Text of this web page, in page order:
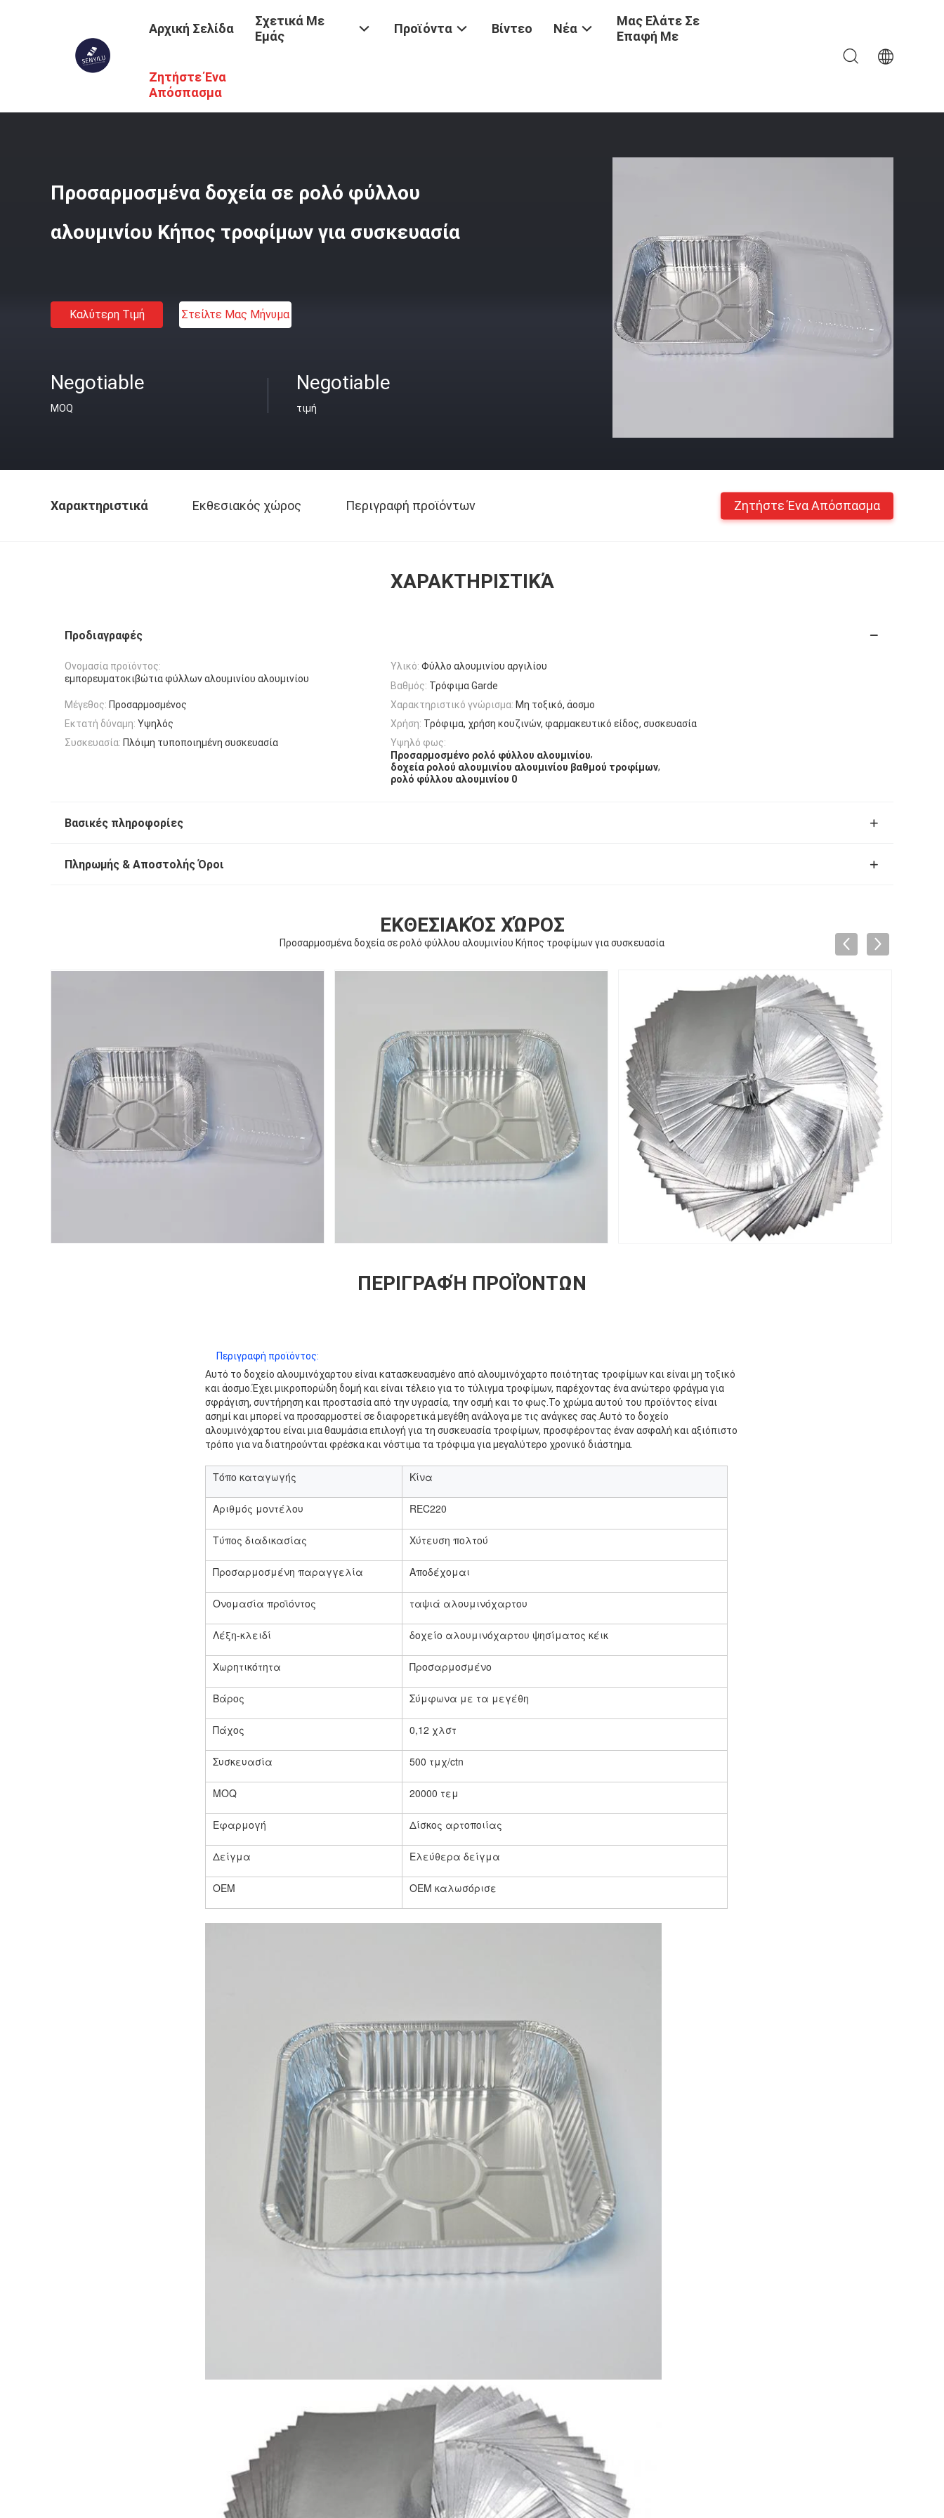
Αρχική Σελίδα
Σχετικά Με
Εμάς
Προϊόντα Βίντεο Νέα
Μας Ελάτε Σε
Επαφή Με
Ζητήστε Ένα
Απόσπασμα
Αρχική Σελίδα Προϊόντα / Ρολό Φύλλου Αλουμινίου
Προσαρμοσμένα δοχεία σε ρολό φύλλου
αλουμινίου Κήπος τροφίμων για συσκευασία
Καλύτερη Τιμή Στείλτε Μας Μήνυμα
Negotiable
MOQ
Negotiable
τιμή
Χαρακτηριστικά Εκθεσιακός χώρος Περιγραφή προϊόντων Ζητήστε Ένα Απόσπασμα
ΧΑΡΑΚΤΗΡΙΣΤΙΚΆ
Προδιαγραφές
Ονομασία προϊόντος:
εμπορευματοκιβώτια φύλλων αλουμινίου αλουμινίου
Υλικό: Φύλλο αλουμινίου αργιλίου
Βαθμός: Τρόφιμα Garde
Μέγεθος: Προσαρμοσμένος Χαρακτηριστικό γνώρισμα: Μη τοξικό, άοσμο
Εκτατή δύναμη: Υψηλός Χρήση: Τρόφιμα, χρήση κουζινών, φαρμακευτικό είδος, συσκευασία
Συσκευασία: Πλόιμη τυποποιημένη συσκευασία
Υψηλό φως:
Προσαρμοσμένο ρολό φύλλου αλουμινίου,
δοχεία ρολού αλουμινίου αλουμινίου βαθμού τροφίμων,
ρολό φύλλου αλουμινίου 0
Βασικές πληροφορίες
Πληρωμής & Αποστολής Όροι
ΕΚΘΕΣΙΑΚΌΣ ΧΏΡΟΣ
Προσαρμοσμένα δοχεία σε ρολό φύλλου αλουμινίου Κήπος τροφίμων για συσκευασία
ΠΕΡΙΓΡΑΦΉ ΠΡΟΪΌΝΤΩΝ
Περιγραφή προϊόντος:
Αυτό το δοχείο αλουμινόχαρτου είναι κατασκευασμένο από αλουμινόχαρτο ποιότητας τροφίμων και είναι μη τοξικό
και άοσμο.Έχει μικροπορώδη δομή και είναι τέλειο για το τύλιγμα τροφίμων, παρέχοντας ένα ανώτερο φράγμα για
σφράγιση, συντήρηση και προστασία από την υγρασία, την οσμή και το φως.Το χρώμα αυτού του προϊόντος είναι
ασημί και μπορεί να προσαρμοστεί σε διαφορετικά μεγέθη ανάλογα με τις ανάγκες σας.Αυτό το δοχείο
αλουμινόχαρτου είναι μια θαυμάσια επιλογή για τη συσκευασία τροφίμων, προσφέροντας έναν ασφαλή και αξιόπιστο
τρόπο για να διατηρούνται φρέσκα και νόστιμα τα τρόφιμα για μεγαλύτερο χρονικό διάστημα.
Τόπο καταγωγής Κίνα
Αριθμός μοντέλου REC220
Τύπος διαδικασίας Χύτευση πολτού
Προσαρμοσμένη παραγγελία Αποδέχομαι
Ονομασία προϊόντος ταψιά αλουμινόχαρτου
Λέξη-κλειδί δοχείο αλουμινόχαρτου ψησίματος κέικ
Χωρητικότητα Προσαρμοσμένο
Βάρος Σύμφωνα με τα μεγέθη
Πάχος 0,12 χλστ
Συσκευασία 500 τμχ/ctn
MOQ 20000 τεμ
Εφαρμογή Δίσκος αρτοποιίας
Δείγμα Ελεύθερα δείγμα
OEM OEM καλωσόρισε